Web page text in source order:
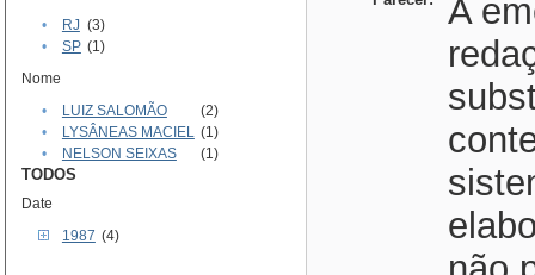
•
RJ (3)
•
SP (1)
Nome
•
LUIZ SALOMÃO
(2)
•
LYSÂNEAS MACIEL (1)
•
NELSON SEIXAS (1)
TODOS
Date
1987 (4)
A